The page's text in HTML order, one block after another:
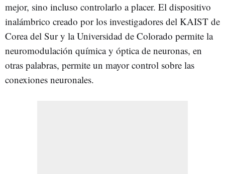
mejor, sino incluso controlarlo a placer. El dispositivo
inalámbrico creado por los investigadores del KAIST de
Corea del Sur y la Universidad de Colorado permite la
neuromodulación química y óptica de neuronas, en
otras palabras, permite un mayor control sobre las
conexiones neuronales.